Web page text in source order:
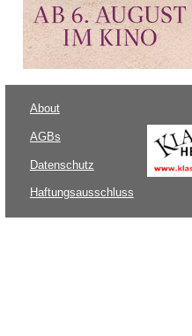
About
AGBs
Datenschutz
Haftungsausschluss